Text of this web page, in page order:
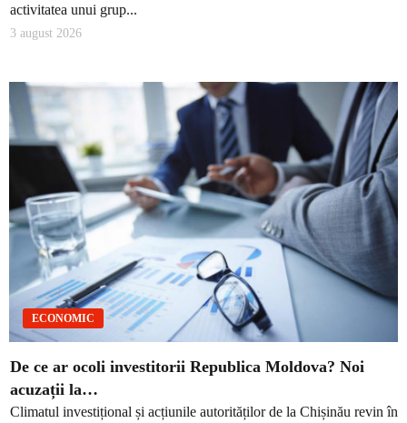
activitatea unui grup...
3 august 2026
ECONOMIC
De ce ar ocoli investitorii Republica Moldova? Noi
acuzații la…
Climatul investițional și acțiunile autorităților de la Chișinău revin în